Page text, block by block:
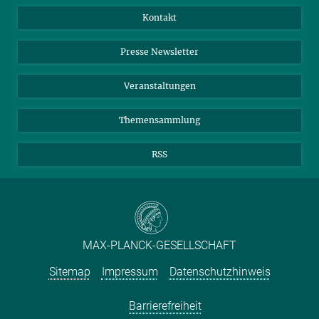
TikTok
Instagram
YouTube
Kontakt
Presse Newsletter
Veranstaltungen
Themensammlung
RSS
MAX-PLANCK-GESELLSCHAFT
Sitemap
Impressum Datenschutzhinweis
Barrierefreiheit